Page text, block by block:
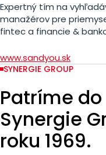
Expertný tím na
manažérov pre
fintec a financie &
www.sandyou.sk
SYNERGIE GROUP
Patríme
Synergie
roku 1969.